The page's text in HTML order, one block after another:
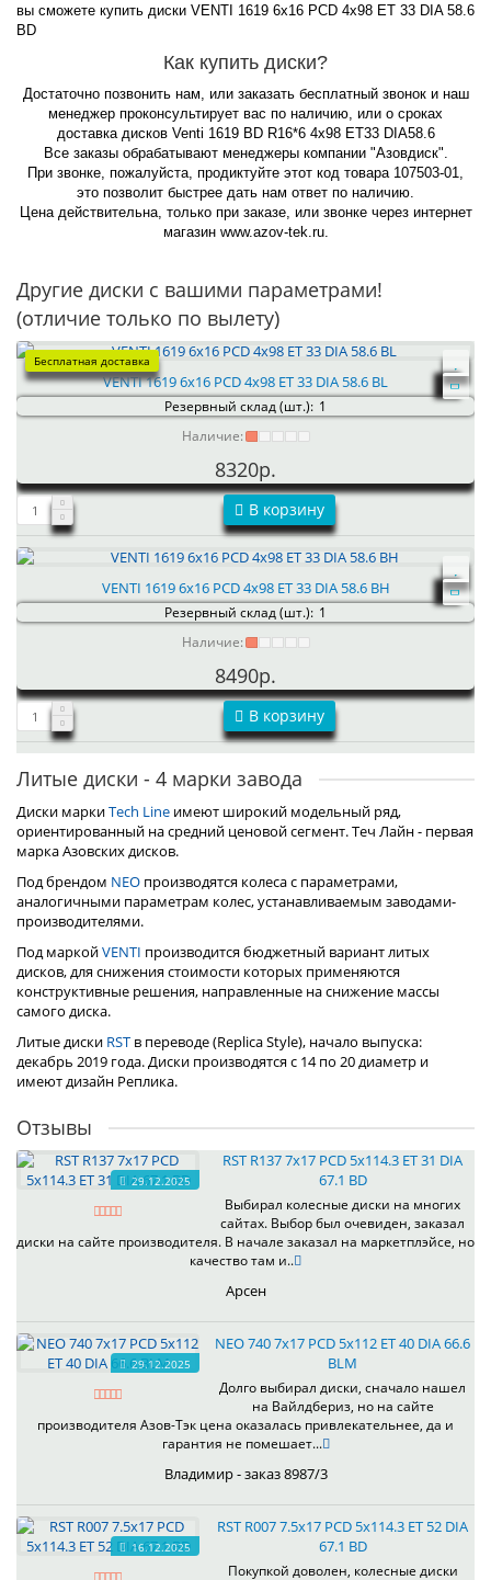
вы сможете купить диски VENTI 1619 6x16 PCD 4x98 ET 33 DIA 58.6
BD
Как купить диски?
Достаточно позвонить нам, или заказать бесплатный звонок и наш
менеджер проконсультирует вас по наличию, или о сроках
доставка дисков Venti 1619 BD R16*6 4x98 ET33 DIA58.6
Все заказы обрабатывают менеджеры компании "Азовдиск".
При звонке, пожалуйста, продиктуйте этот код товара 107503-01,
это позволит быстрее дать нам ответ по наличию.
Цена действительна, только при заказе, или звонке через интернет
магазин www.azov-tek.ru.
Другие диски с вашими параметрами!
(отличие только по вылету)
Бесплатная доставка
VENTI 1619 6x16 PCD 4x98 ET 33 DIA 58.6 BL
Резервный склад (шт.): 1
Наличие:
8320р.
В корзину
VENTI 1619 6x16 PCD 4x98 ET 33 DIA 58.6 BH
Резервный склад (шт.): 1
Наличие:
8490р.
В корзину
Литые диски - 4 марки завода
Диски маркиTech Line имеют широкий модельный ряд,
ориентированный на средний ценовой сегмент. Теч Лайн - первая
марка Азовских дисков.
Под брендом NEO производятся колеса с параметрами,
аналогичными параметрам колес, устанавливаемым заводами-
производителями.
Под маркойVENTI производится бюджетный вариант литых
дисков, для снижения стоимости которых применяются
конструктивные решения, направленные на снижение массы
самого диска.
Литые диски RST в переводе (Replica Style), начало выпуска:
декабрь 2019 года. Диски производятся с 14 по 20 диаметр и
имеют дизайн Реплика.
Отзывы
29.12.2025
RST R137 7x17 PCD 5x114.3 ET 31 DIA
67.1 BD
Выбирал колесные диски на многих
сайтах. Выбор был очевиден, заказал
диски на сайте производителя. В начале заказал на маркетплэйсе, но
качество там и..
Арсен
29.12.2025
NEO 740 7x17 PCD 5x112 ET 40 DIA 66.6
BLM
Долго выбирал диски, сначало нашел
на Вайлдбериз, но на сайте
производителя Азов-Тэк цена оказалась привлекательнее, да и
гарантия не помешает...
Владимир - заказ 8987/3
16.12.2025
RST R007 7.5x17 PCD 5x114.3 ET 52 DIA
67.1 BD
Покупкой доволен, колесные диски